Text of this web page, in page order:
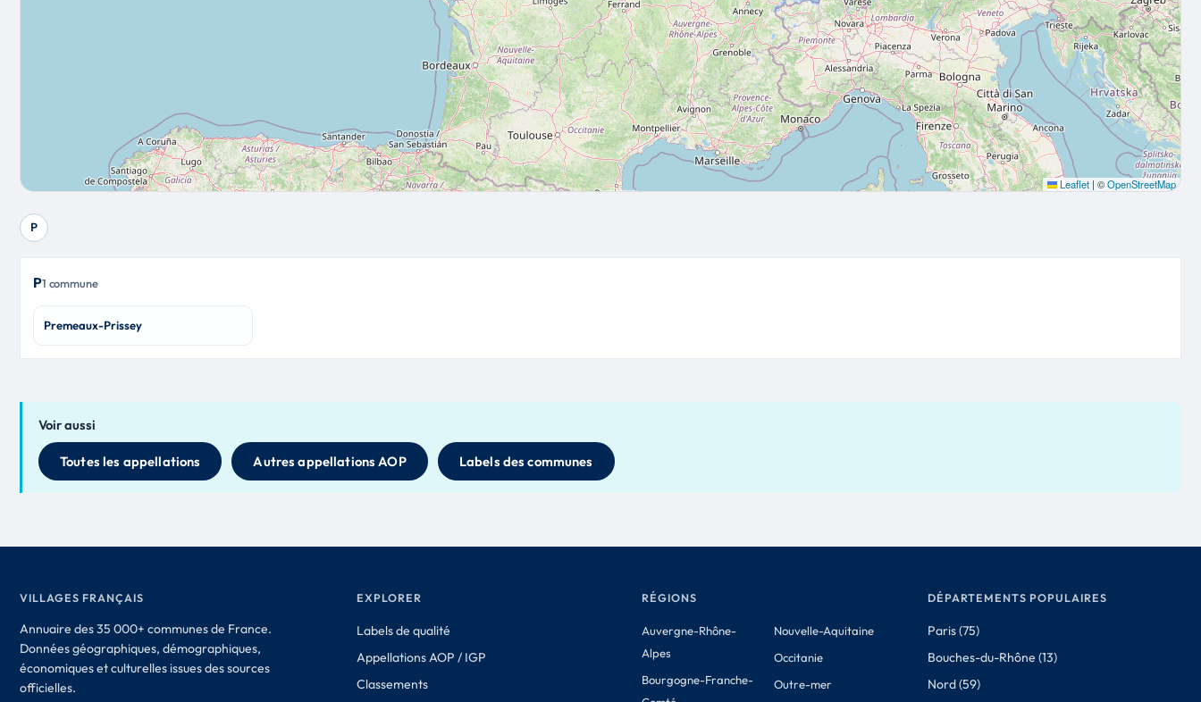
Leaflet | ©OpenStreetMap
P
P1 commune
Premeaux-Prissey
Voir aussi
Toutes les appellations Autres appellations AOP Labels des communes
VILLAGES FRANÇAIS
Annuaire des 35 000+ communes de France.
Données géographiques, démographiques,
économiques et culturelles issues des sources
officielles.
EXPLORER
Labels de qualité
Appellations AOP / IGP
Classements
RÉGIONS
Auvergne-Rhône-
Alpes
Bourgogne-Franche-
Nouvelle-Aquitaine
Occitanie
Outre-mer
DÉPARTEMENTS POPULAIRES
Paris (75)
Bouches-du-Rhône (13)
Nord (59)